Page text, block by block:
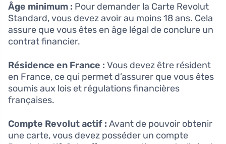
Âge minimum : Pour demander la Carte Revolut
Standard, vous devez avoir au moins 18 ans. Cela
assure que vous êtes en âge légal de conclure un
contrat financier.
Résidence en France : Vous devez être résident
en France, ce qui permet d’assurer que vous êtes
soumis aux lois et régulations financières
françaises.
Compte Revolut actif : Avant de pouvoir obtenir
une carte, vous devez posséder un compte